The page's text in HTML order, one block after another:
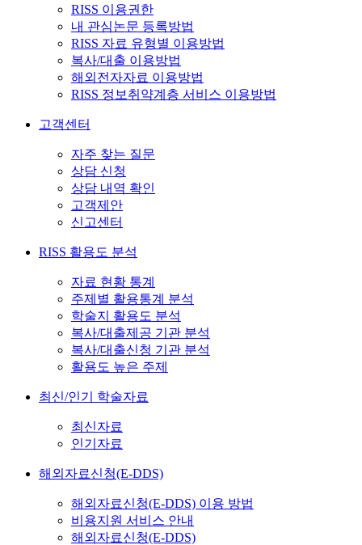
RISS 이용권한
내 관심논문 등록방법
RISS 자료 유형별 이용방법
복사/대출 이용방법
해외전자자료 이용방법
RISS 정보취약계층 서비스 이용방법
고객센터
자주 찾는 질문
상담 신청
상담 내역 확인
고객제안
신고센터
RISS 활용도 분석
자료 현황 통계
주제별 활용통계 분석
학술지 활용도 분석
복사/대출제공 기관 분석
복사/대출신청 기관 분석
활용도 높은 주제
최신/인기 학술자료
최신자료
인기자료
해외자료신청(E-DDS)
해외자료신청(E-DDS) 이용 방법
비용지원 서비스 안내
해외자료신청(E-DDS)